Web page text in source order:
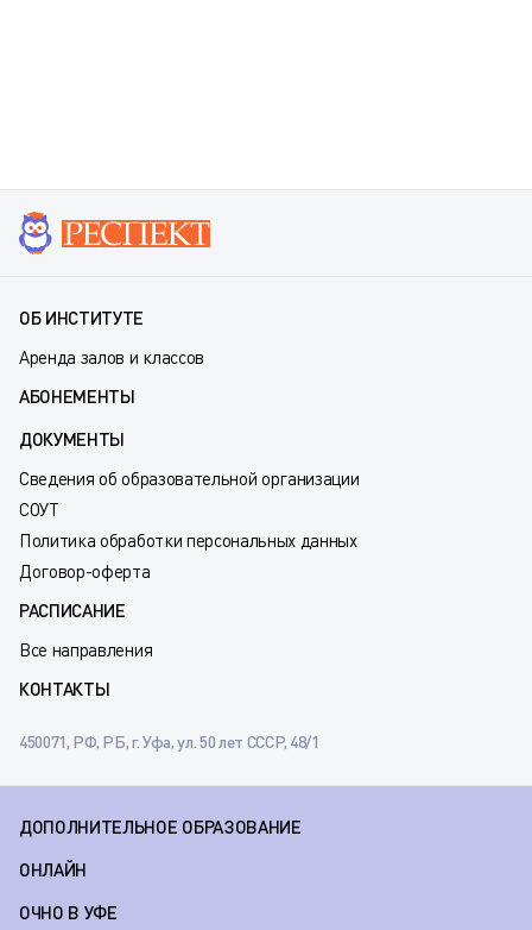
ОБ ИНСТИТУТЕ
Аренда залов и классов
АБОНЕМЕНТЫ
ДОКУМЕНТЫ
Сведения об образовательной организации
СОУТ
Политика обработки персональных данных
Договор-оферта
РАСПИСАНИЕ
Все направления
КОНТАКТЫ
450071, РФ, РБ, г. Уфа, ул. 50 лет СССР, 48/1
ДОПОЛНИТЕЛЬНОЕ ОБРАЗОВАНИЕ
ОНЛАЙН
ОЧНО В УФЕ